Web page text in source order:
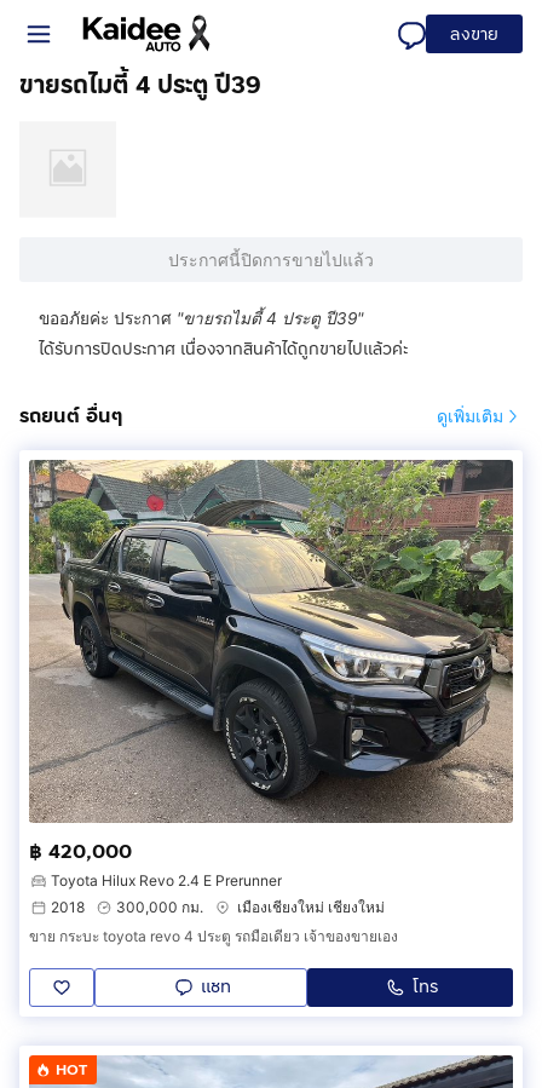
ลงขาย
ขายรถไมตี้ 4 ประตู ปี39
ประกาศนี้ปิดการขายไปแล้ว
ขออภัยค่ะ ประกาศ "ขายรถไมตี้ 4 ประตู ปี39"
ได้รับการปิดประกาศ เนื่องจากสินค้าได้ถูกขายไปแล้วค่ะ
รถยนต์ อื่นๆ ดูเพิ่มเติม
฿ 420,000
Toyota Hilux Revo 2.4 E Prerunner
2018
300,000 กม.
เมืองเชียงใหม่ เชียงใหม่
ขาย กระบะ toyota revo 4 ประตู รถมือเดียว เจ้าของขายเอง
แชท โทร
HOT